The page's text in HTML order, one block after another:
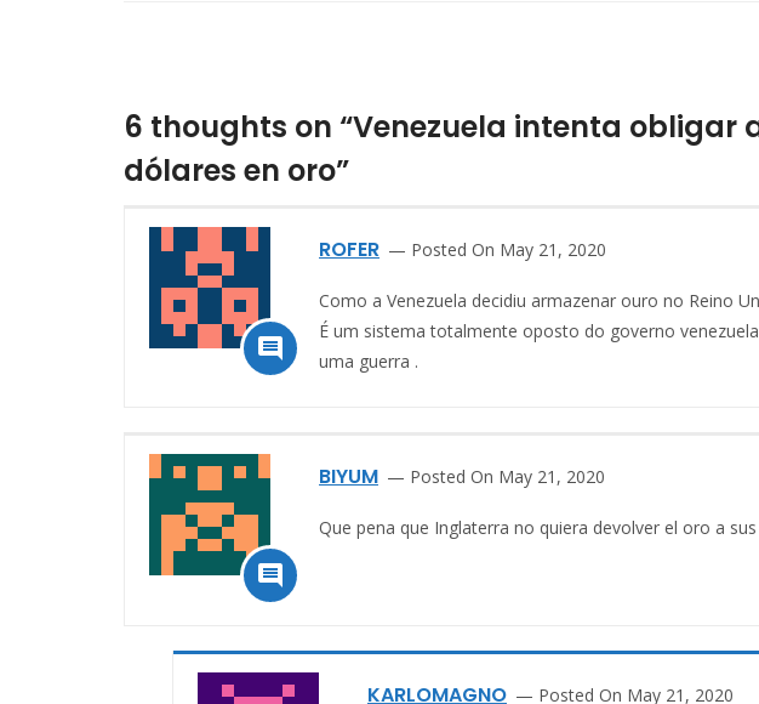
6 thoughts on “Venezuela intenta
dólares en oro”

ROFER Posted On May 21, 2020
Como a Venezuela decidiu armazenar ouro no Reino
É um sistema totalmente oposto do governo
uma guerra .

BIYUM Posted On May 21, 2020
Que pena que Inglaterra no quiera devolver el oro a
KARLOMAGNO Posted On May 21, 2020